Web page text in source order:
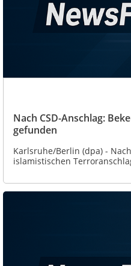
Nach CSD-Anschlag:
gefunden
Karlsruhe/Berlin (dpa) -
islamistischen